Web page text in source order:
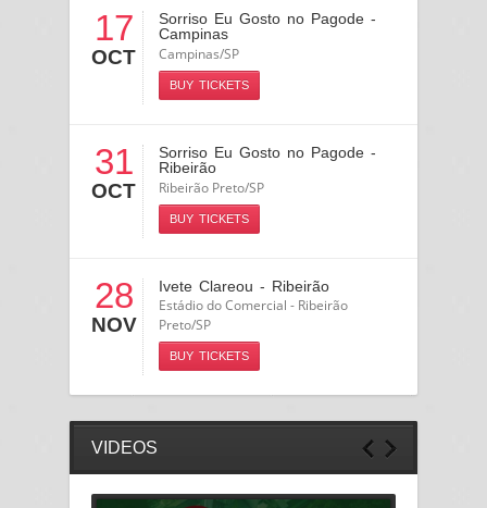
17
OCT
Sorriso Eu Gosto no Pagode -
Campinas
Campinas/SP
BUY TICKETS
31
OCT
Sorriso Eu Gosto no Pagode -
Ribeirão
Ribeirão Preto/SP
BUY TICKETS
28
NOV
Ivete Clareou - Ribeirão
Estádio do Comercial - Ribeirão
Preto/SP
BUY TICKETS
VIDEOS